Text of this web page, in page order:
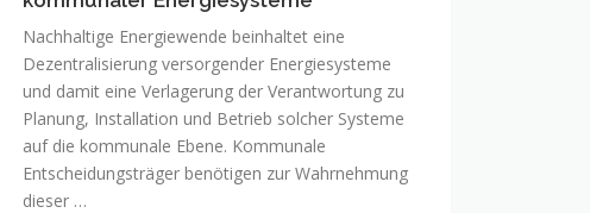
Werkzeugkette
zur
multikriteriell
optimierten
Auslegung
kommunaler
Energiesysteme
Nachhaltige Energiewende beinhaltet eine
Dezentralisierung versorgender Energiesysteme
und damit eine Verlagerung der Verantwortung zu
Planung, Installation und Betrieb solcher Systeme
auf die kommunale Ebene. Kommunale
Entscheidungsträger benötigen zur Wahrnehmung
dieser …